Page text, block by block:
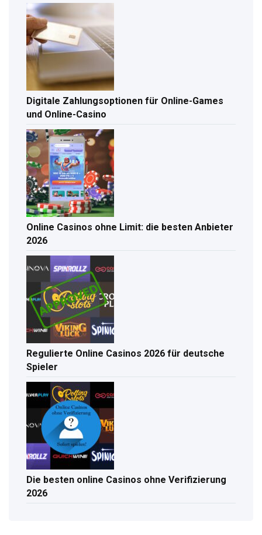
Digitale Zahlungsoptionen für Online-Games
und Online-Casino
Online Casinos ohne Limit: die besten Anbieter
2026
Regulierte Online Casinos 2026 für deutsche
Spieler
Die besten online Casinos ohne Verifizierung
2026